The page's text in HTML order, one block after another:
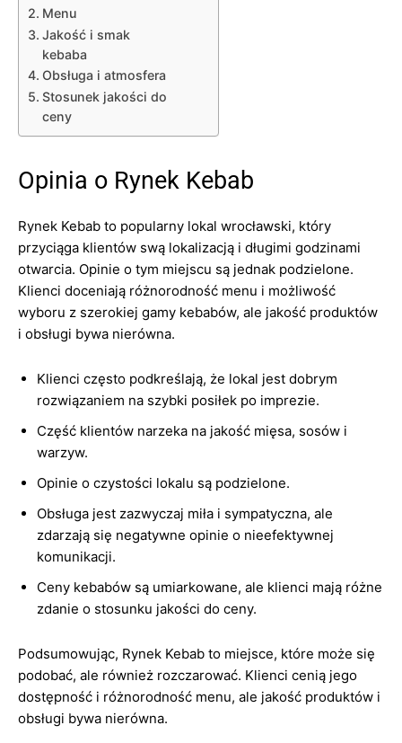
Menu
Jakość i smak
kebaba
Obsługa i atmosfera
Stosunek jakości do
ceny
Opinia o Rynek Kebab
Rynek Kebab to popularny lokal wrocławski, który
przyciąga klientów swą lokalizacją i długimi godzinami
otwarcia. Opinie o tym miejscu są jednak podzielone.
Klienci doceniają różnorodność menu i możliwość
wyboru z szerokiej gamy kebabów, ale jakość produktów
i obsługi bywa nierówna.
Klienci często podkreślają, że lokal jest dobrym
rozwiązaniem na szybki posiłek po imprezie.
Część klientów narzeka na jakość mięsa, sosów i
warzyw.
Opinie o czystości lokalu są podzielone.
Obsługa jest zazwyczaj miła i sympatyczna, ale
zdarzają się negatywne opinie o nieefektywnej
komunikacji.
Ceny kebabów są umiarkowane, ale klienci mają różne
zdanie o stosunku jakości do ceny.
Podsumowując, Rynek Kebab to miejsce, które może się
podobać, ale również rozczarować. Klienci cenią jego
dostępność i różnorodność menu, ale jakość produktów i
obsługi bywa nierówna.